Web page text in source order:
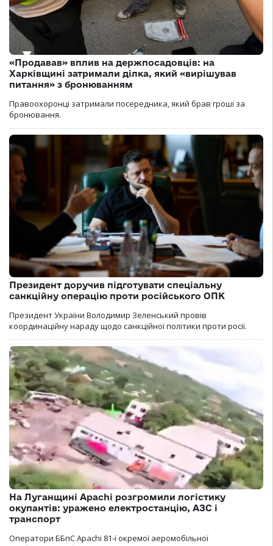
«Продавав» вплив на держпосадовців: на
Харківщині затримали ділка, який «вирішував
питання» з бронюванням
Правоохоронці затримали посередника, який брав гроші за
бронювання.
Президент доручив підготувати спеціальну
санкційну операцію проти російського ОПК
Президент України Володимир Зеленський провів
координаційну нараду щодо санкційної політики проти росії.
На Луганщині Apachi розгромили логістику
окупантів: уражено електростанцію, АЗС і
транспорт
Оператори ББпС Apachi 81-ї окремої аеромобільної